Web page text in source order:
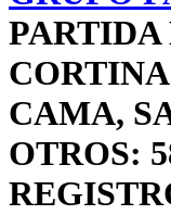
PARTIDA
CAMA,
OTROS: